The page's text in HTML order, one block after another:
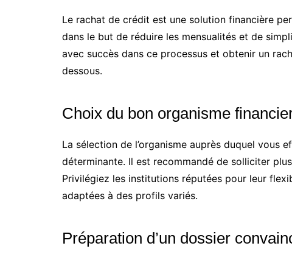
Le rachat de crédit est une solution financière
dans le but de réduire les mensualités et de
avec succès dans ce processus et obtenir un
dessous.
Choix du bon organisme
La sélection de l’organisme auprès duquel
déterminante. Il est recommandé de solliciter
Privilégiez les institutions réputées pour leur
adaptées à des profils variés.
Préparation d’un dossier